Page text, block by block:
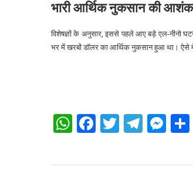
भारी आर्थिक नुकसान की
विशेषज्ञों के अनुसार, इससे पहले आए बड़े एल-नीनो
भर में खरबों डॉलर का आर्थिक नुकसान हुआ था। ऐसे में
WhatsApp
Facebook
Twitter